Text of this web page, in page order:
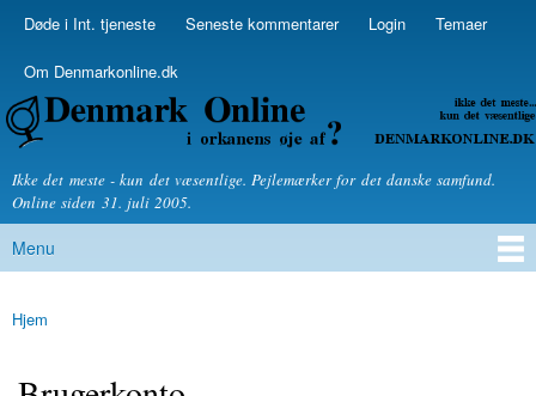
Skip to
Secondary menu
Døde i Int. tjeneste Seneste kommentarer Login Temaer
Om Denmarkonline.dk
Denmarkonline.dk - blognyheder om politik
Ikke det meste - kun det væsentlige. Pejlemærker for det danske samfund.
Online siden 31. juli 2005.
Main menu
Menu
You are here
Hjem